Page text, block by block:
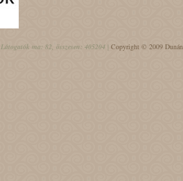
Látogatók ma: 82, összesen: 405204 | Copyright © 2009